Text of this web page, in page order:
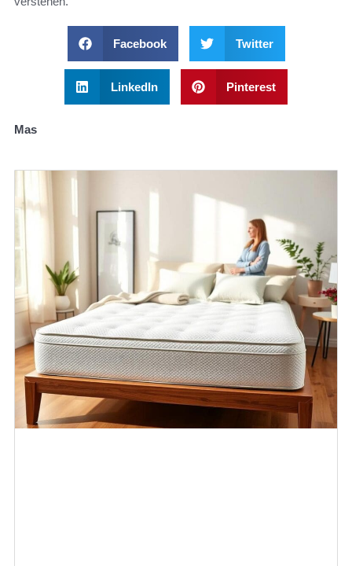
Facebook Twitter
LinkedIn Pinterest
Mas